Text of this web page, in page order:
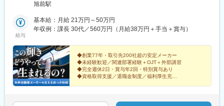
（喫煙所あり）
旭前駅
給与
基本給：月給 21万円～50万円
年収例：課長 30代／560万円（月給38万円＋手当＋賞与）
◆創業77年・取引先200社超の安定メーカー
◆未経験歓迎／関連部署経験＋OJT＋外部講習
◆完全週休2日・賞与年2回・特別賞与あり
◆資格取得支援／退職金制度／福利厚生充実